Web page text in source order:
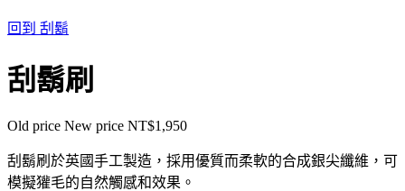
回到 刮鬍
刮鬍刷
Old price New price NT$1,950
刮鬍刷於英國手工製造，採用優質而柔軟的合成銀尖纖維，可
模擬獾毛的自然觸感和效果。